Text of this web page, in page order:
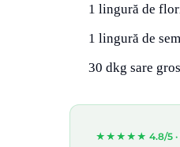
1 lingură de
1 lingură de
30 dkg sare
★★★★★ 4.8/5 ·